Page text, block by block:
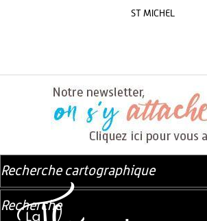
ST MICHEL
Recherche cartographique
Recherche